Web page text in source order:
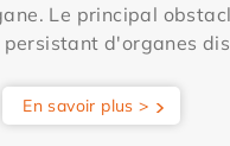
Le principal
d'organes
En savoir plus >